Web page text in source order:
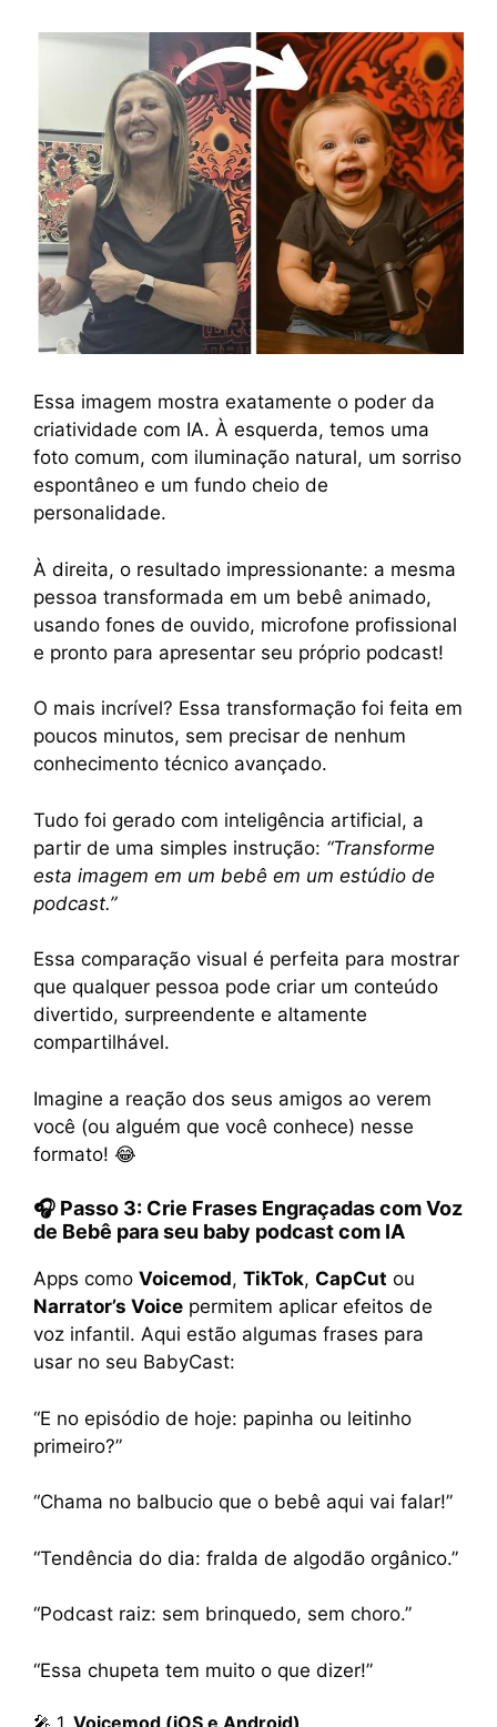
Essa imagem mostra exatamente o poder da
criatividade com IA. À esquerda, temos uma
foto comum, com iluminação natural, um sorriso
espontâneo e um fundo cheio de
personalidade.
À direita, o resultado impressionante: a mesma
pessoa transformada em um bebê animado,
usando fones de ouvido, microfone profissional
e pronto para apresentar seu próprio podcast!
O mais incrível? Essa transformação foi feita em
poucos minutos, sem precisar de nenhum
conhecimento técnico avançado.
Tudo foi gerado com inteligência artificial, a
partir de uma simples instrução: “Transforme
esta imagem em um bebê em um estúdio de
podcast.”
Essa comparação visual é perfeita para mostrar
que qualquer pessoa pode criar um conteúdo
divertido, surpreendente e altamente
compartilhável.
Imagine a reação dos seus amigos ao verem
você (ou alguém que você conhece) nesse
formato! 😂
🎧 Passo 3: Crie Frases Engraçadas com Voz
de Bebê para seu baby podcast com IA
Apps como Voicemod, TikTok, CapCut ou
Narrator’s Voice permitem aplicar efeitos de
voz infantil. Aqui estão algumas frases para
usar no seu BabyCast:
“E no episódio de hoje: papinha ou leitinho
primeiro?”
“Chama no balbucio que o bebê aqui vai falar!”
“Tendência do dia: fralda de algodão orgânico.”
“Podcast raiz: sem brinquedo, sem choro.”
“Essa chupeta tem muito o que dizer!”